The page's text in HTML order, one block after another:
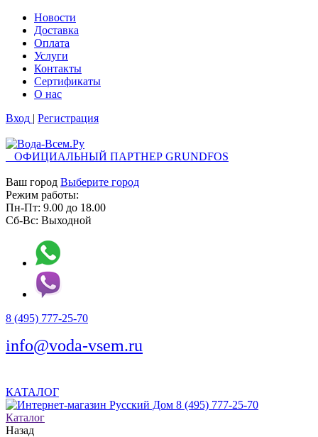
Новости
Доставка
Оплата
Услуги
Контакты
Cертификаты
О нас
Вход | Регистрация
ОФИЦИАЛЬНЫЙ ПАРТНЕР GRUNDFOS
Ваш город Выберите город
Режим работы:
Пн-Пт: 9.00 до 18.00
Сб-Вс: Выходной
8 (495) 777-25-70
info@voda-vsem.ru
КАТАЛОГ
8 (495) 777-25-70
Каталог
Назад